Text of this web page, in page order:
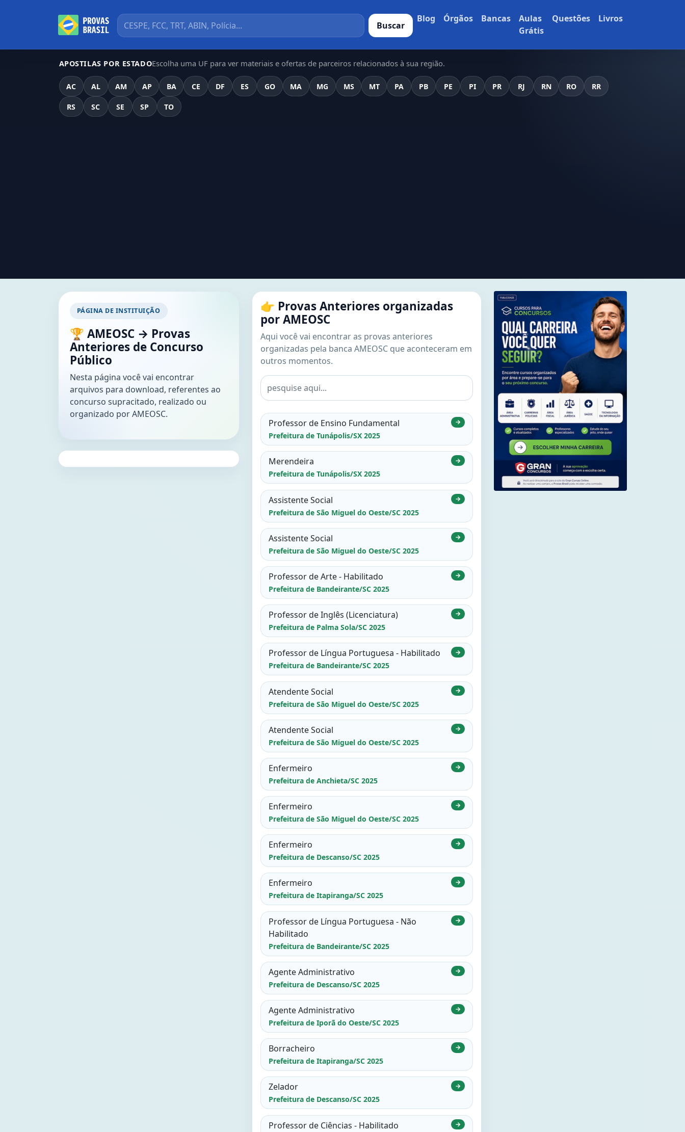
Buscar
Blog Órgãos Bancas
Aulas
Grátis
Questões Livros
APOSTILAS POR ESTADOEscolha uma UF para ver materiais e ofertas de parceiros relacionados à sua região.
AC AL AM AP BA CE DF ES GO MA MG MS MT PA PB PE PI PR RJ RN RO RR
RS SC SE SP TO
PÁGINA DE INSTITUIÇÃO
🏆 AMEOSC → Provas
Anteriores de Concurso
Público
Nesta página você vai encontrar
arquivos para download, referentes ao
concurso supracitado, realizado ou
organizado por AMEOSC.
👉 Provas Anteriores organizadas
por AMEOSC
Aqui você vai encontrar as provas anteriores
organizadas pela banca AMEOSC que aconteceram em
outros momentos.
Professor de Ensino Fundamental
Prefeitura de Tunápolis/SX 2025
→
Merendeira
Prefeitura de Tunápolis/SX 2025
→
Assistente Social
Prefeitura de São Miguel do Oeste/SC 2025
→
Assistente Social
Prefeitura de São Miguel do Oeste/SC 2025
→
Professor de Arte - Habilitado
Prefeitura de Bandeirante/SC 2025
→
Professor de Inglês (Licenciatura)
Prefeitura de Palma Sola/SC 2025
→
Professor de Língua Portuguesa - Habilitado
Prefeitura de Bandeirante/SC 2025
→
Atendente Social
Prefeitura de São Miguel do Oeste/SC 2025
→
Atendente Social
Prefeitura de São Miguel do Oeste/SC 2025
→
Enfermeiro
Prefeitura de Anchieta/SC 2025
→
Enfermeiro
Prefeitura de São Miguel do Oeste/SC 2025
→
Enfermeiro
Prefeitura de Descanso/SC 2025
→
Enfermeiro
Prefeitura de Itapiranga/SC 2025
→
Professor de Língua Portuguesa - Não
Habilitado
Prefeitura de Bandeirante/SC 2025
→
Agente Administrativo
Prefeitura de Descanso/SC 2025
→
Agente Administrativo
Prefeitura de Iporã do Oeste/SC 2025
→
Borracheiro
Prefeitura de Itapiranga/SC 2025
→
Zelador
Prefeitura de Descanso/SC 2025
→
Professor de Ciências - Habilitado →